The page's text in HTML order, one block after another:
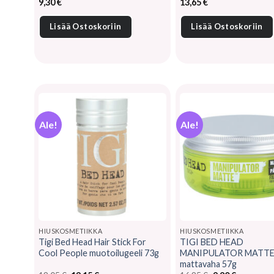
9,30€
Lisää Ostoskoriin
13,65€
Lisää Ostoskoriin
Ale!
HIUSKOSMETIIKKA
Tigi Bed Head Hair Stick For
Cool People muotoilugeeli 73g
Ale!
HIUSKOSMETIIKKA
TIGI BED HEAD
MANIPULATOR MATTE
mattavaha 57g